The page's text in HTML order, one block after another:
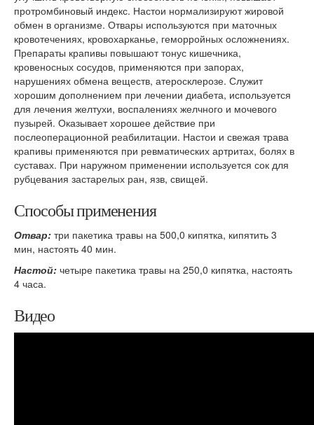
протромбиновый индекс. Настои нормализируют жировой
обмен в организме. Отвары используются при маточных
кровотечениях, кровохарканье, геморройных осложнениях.
Препараты крапивы повышают тонус кишечника,
кровеносных сосудов, применяются при запорах,
нарушениях обмена веществ, атеросклерозе. Служит
хорошим дополнением при лечении диабета, используется
для лечения желтухи, воспалениях желчного и мочевого
пузырей. Оказывает хорошее действие при
послеоперационной реабилитации. Настои и свежая трава
крапивы применяются при ревматических артритах, болях в
суставах. При наружном применении используется сок для
рубцевания застарелых ран, язв, свищей.
Способы применения
Отвар: три пакетика травы на 500,0 кипятка, кипятить 3
мин, настоять 40 мин.
Настой: четыре пакетика травы на 250,0 кипятка, настоять
4 часа.
Видео